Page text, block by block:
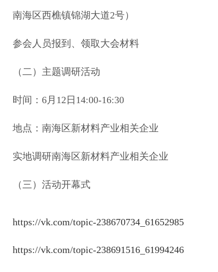
南海区西樵镇锦湖大道2号）
参会人员报到、领取大会材料
（二）主题调研活动
时间：6月12日14:00-16:30
地点：南海区新材料产业相关企业
实地调研南海区新材料产业相关企业
（三）活动开幕式
https://vk.com/topic-238670734_61652985
https://vk.com/topic-238691516_61994246